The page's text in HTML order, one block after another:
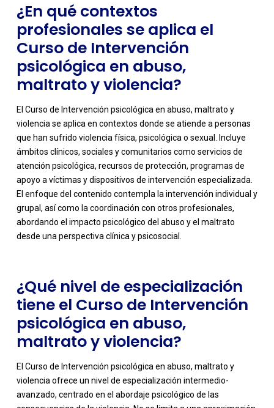
¿En qué contextos
profesionales se aplica el
Curso de Intervención
psicológica en abuso,
maltrato y violencia?
El Curso de Intervención psicológica en abuso, maltrato y
violencia se aplica en contextos donde se atiende a personas
que han sufrido violencia física, psicológica o sexual. Incluye
ámbitos clínicos, sociales y comunitarios como servicios de
atención psicológica, recursos de protección, programas de
apoyo a víctimas y dispositivos de intervención especializada.
El enfoque del contenido contempla la intervención individual y
grupal, así como la coordinación con otros profesionales,
abordando el impacto psicológico del abuso y el maltrato
desde una perspectiva clínica y psicosocial.
-
¿Qué nivel de especialización
tiene el Curso de Intervención
psicológica en abuso,
maltrato y violencia?
El Curso de Intervención psicológica en abuso, maltrato y
violencia ofrece un nivel de especialización intermedio-
avanzado, centrado en el abordaje psicológico de las